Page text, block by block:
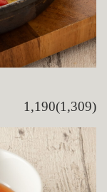
1,190(1,309)